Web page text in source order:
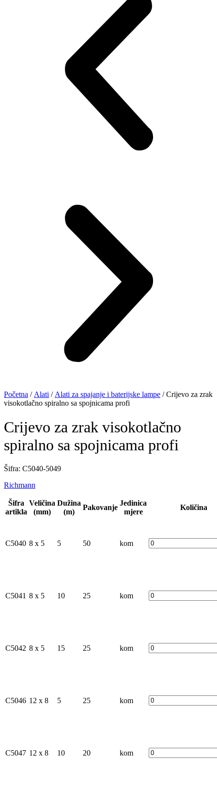
Početna / Alati / Alati za spajanje i baterijske lampe / Crijevo za zrak
visokotlačno spiralno sa spojnicama profi
Crijevo za zrak visokotlačno
spiralno sa spojnicama profi
Šifra: C5040-5049
Richmann
Šifra
artikla
Veličina
(mm)
Dužina
(m)
Pakovanje
Jedinica
mjere
Količina
C5040 8 x 5 5 50 kom
C5041 8 x 5 10 25 kom
C5042 8 x 5 15 25 kom
C5046 12 x 8 5 25 kom
C5047 12 x 8 10 20 kom